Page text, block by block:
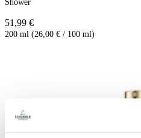
Shower
51,99 €
200 ml (26,00 € / 100 ml)